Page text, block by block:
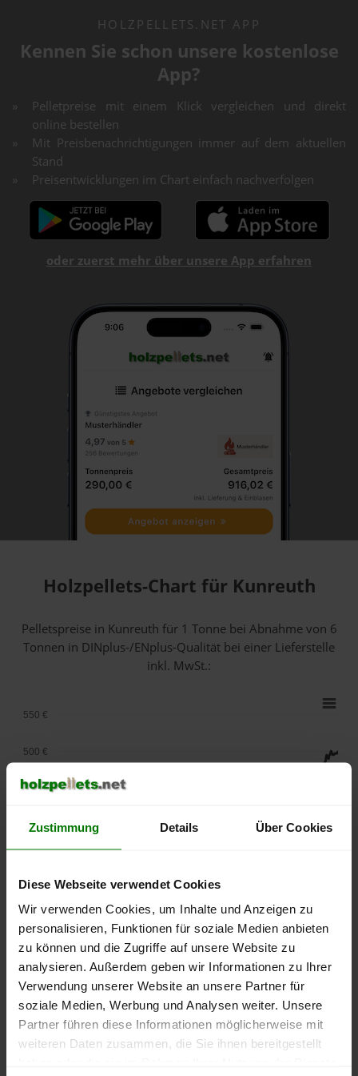
Zustimmung Details Über Cookies
Diese Webseite verwendet Cookies
Wir verwenden Cookies, um Inhalte und Anzeigen zu
personalisieren, Funktionen für soziale Medien anbieten
zu können und die Zugriffe auf unsere Website zu
analysieren. Außerdem geben wir Informationen zu Ihrer
Verwendung unserer Website an unsere Partner für
soziale Medien, Werbung und Analysen weiter. Unsere
Partner führen diese Informationen möglicherweise mit
weiteren Daten zusammen, die Sie ihnen bereitgestellt
HOLZPELLETS.NET APP
Kennen Sie schon unsere kostenlose
App?
Pelletpreise mit einem Klick vergleichen und direkt
online bestellen
Mit Preisbenachrichtigungen immer auf dem aktuellen
Stand
Preisentwicklungen im Chart einfach nachverfolgen
oder zuerst mehr über unsere App erfahren
Holzpellets-Chart für Kunreuth
Pelletspreise in Kunreuth für 1 Tonne bei Abnahmevon 6
Tonnen in DINplus-/ENplus-Qualität bei einer Lieferstelle
inkl. MwSt.:
lose Ware Sackware
September
Januar
Mai
250 €
400 €
450 €
500 €
550 €
Die aktuelle Preisentwicklung für Holzpellets in Deutschland
können Sie jederzeit auf unsererPelletspreise-Seite
nachvollziehen.